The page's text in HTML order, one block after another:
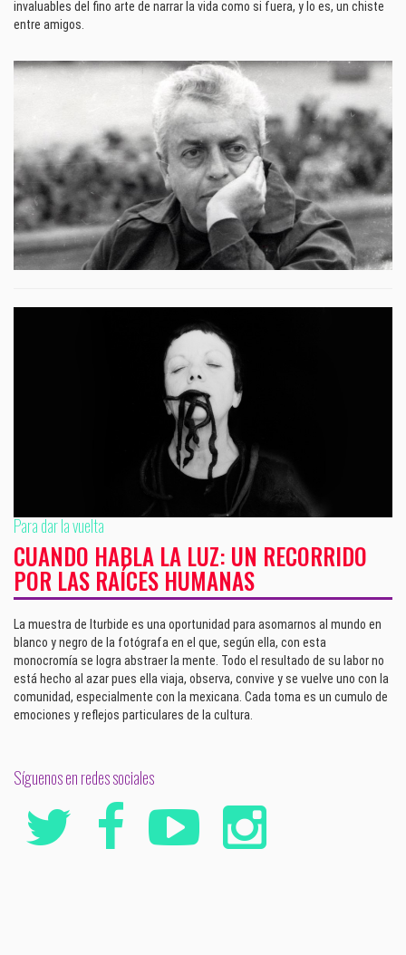
invaluables del fino arte de narrar la vida como si fuera, y lo es, un chiste
entre amigos.
Para dar la vuelta
CUANDO HABLA LA LUZ: UN RECORRIDO
POR LAS RAÍCES HUMANAS
La muestra de Iturbide es una oportunidad para asomarnos al mundo en
blanco y negro de la fotógrafa en el que, según ella, con esta
monocromía se logra abstraer la mente. Todo el resultado de su labor no
está hecho al azar pues ella viaja, observa, convive y se vuelve uno con la
comunidad, especialmente con la mexicana. Cada toma es un cumulo de
emociones y reflejos particulares de la cultura.
Síguenos en redes sociales